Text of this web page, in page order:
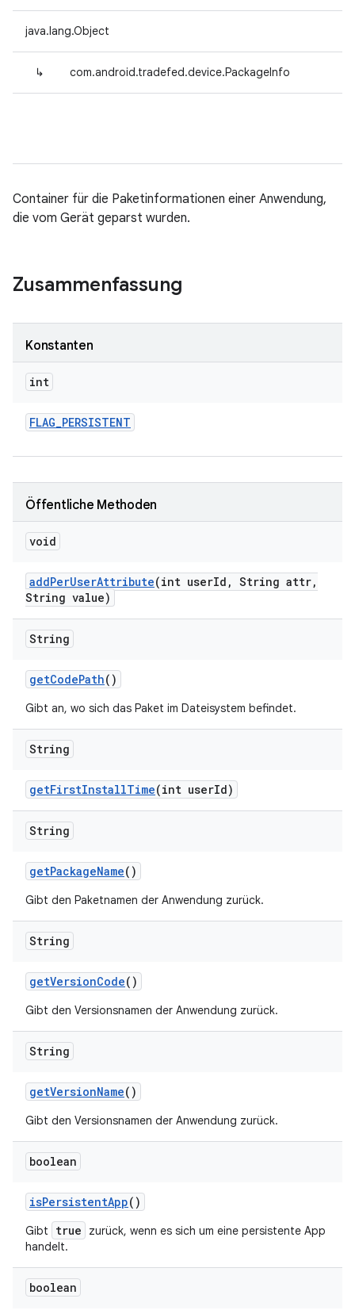
java.lang.Object
↳ com.android.tradefed.device.PackageInfo
Container für die Paketinformationen einer Anwendung,
die vom Gerät geparst wurden.
Zusammenfassung
Konstanten
int
FLAG_PERSISTENT
Öffentliche Methoden
void
addPerUserAttribute(int userId , String attr,
String value)
String
getCodePath()
Gibt an, wo sich das Paket im Dateisystem befindet.
String
getFirstInstallTime(int userId)
String
getPackageName()
Gibt den Paketnamen der Anwendung zurück.
String
getVersionCode()
Gibt den Versionsnamen der Anwendung zurück.
String
getVersionName()
Gibt den Versionsnamen der Anwendung zurück.
boolean
isPersistentApp()
Gibt true
zurück, wenn es sich um eine persistente App
handelt.
boolean